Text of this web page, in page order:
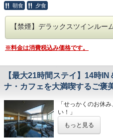
【送迎】
朝8：00/9：00にて
（但し、都合により
・駐車場無料（180
道1号線沿いでアク
・コンビニ徒歩5分
い出しも、SNSへ
・駅送迎サービス：
【1日の元気は朝食
1階カフェ＆バー「
をご用意（7:00〜
を！
※バリアフリー対応
ャワーチェア完備な
すべてのお客様が
定食からお酒、お子
お支払いの手間も
いただけます。
お腹が満たされた後
温泉「古琵琶湖ラド
地下1,500mから湧
湯上がりの「おふ
ヒーを片手に充実の
無料のマッサージ
朝食 夕食
【禁煙】デラックスツインルー
※料金は消費税込み価格です。
【最大21時間ステイ】14時
ナ・カフェを大満喫するご褒
「せっかくのお休
い！」
ェックアウト翌12
ゆったりロングステ
もっと見る